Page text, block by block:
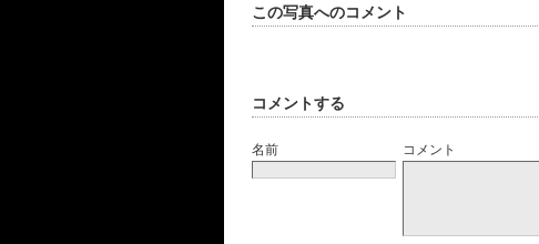
この写真へのコメント
コメントする
名前 コメント